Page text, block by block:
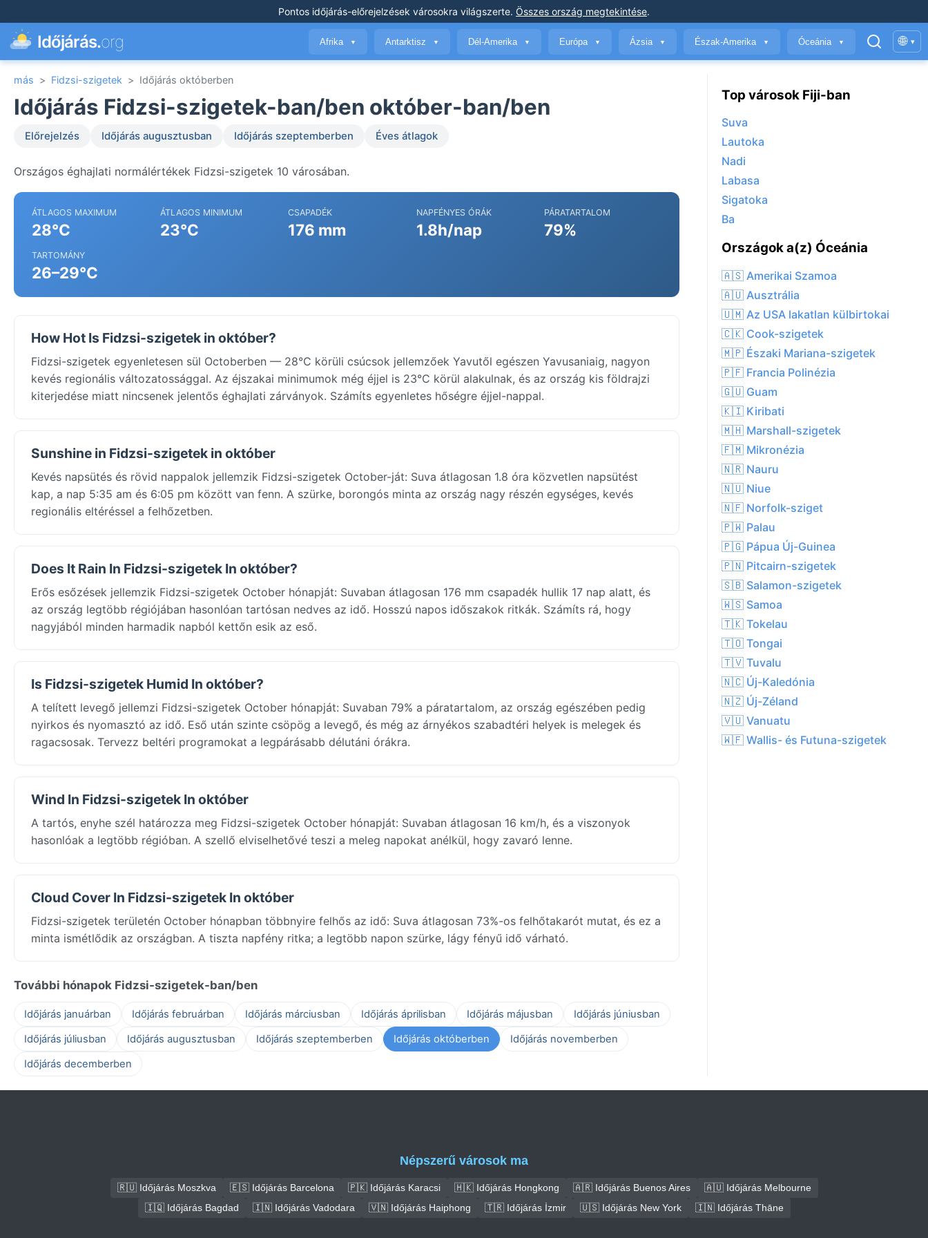
Pontos időjárás-előrejelzések városokra világszerte. Összes ország megtekintése.
Időjárás.org Afrika ▼ Antarktisz ▼ Dél-Amerika ▼ Európa ▼ Ázsia ▼ Észak-Amerika ▼ Óceánia ▼ 🌐 ▾
más > Fidzsi-szigetek > Időjárás októberben
Időjárás Fidzsi-szigetek-ban/ben október-ban/ben
Előrejelzés Időjárás augusztusban Időjárás szeptemberben Éves átlagok
Országos éghajlati normálértékek Fidzsi-szigetek 10 városában.
ÁTLAGOS MAXIMUM
28°C
ÁTLAGOS MINIMUM
23°C
CSAPADÉK
176 mm
NAPFÉNYES ÓRÁK
1.8h/nap
PÁRATARTALOM
79%
TARTOMÁNY
26–29°C
How Hot Is Fidzsi-szigetek in október?
Fidzsi-szigetek egyenletesen sül Octoberben — 28°C körüli csúcsok jellemzőek Yavutől egészen Yavusaniaig, nagyon
kevés regionális változatossággal. Az éjszakai minimumok még éjjel is 23°C körül alakulnak, és az ország kis földrajzi
kiterjedése miatt nincsenek jelentős éghajlati zárványok. Számíts egyenletes hőségre éjjel-nappal.
Sunshine in Fidzsi-szigetek in október
Kevés napsütés és rövid nappalok jellemzik Fidzsi-szigetek October-ját: Suva átlagosan 1.8 óra közvetlen napsütést
kap, a nap 5:35 am és 6:05 pm között van fenn. A szürke, borongós minta az ország nagy részén egységes, kevés
regionális eltéréssel a felhőzetben.
Does It Rain In Fidzsi-szigetek In október?
Erős esőzések jellemzik Fidzsi-szigetek October hónapját: Suvaban átlagosan 176 mm csapadék hullik 17 nap alatt, és
az ország legtöbb régiójában hasonlóan tartósan nedves az idő. Hosszú napos időszakok ritkák. Számíts rá, hogy
nagyjából minden harmadik napból kettőn esik az eső.
Is Fidzsi-szigetek Humid In október?
A telített levegő jellemzi Fidzsi-szigetek October hónapját: Suvaban 79% a páratartalom, az ország egészében pedig
nyirkos és nyomasztó az idő. Eső után szinte csöpög a levegő, és még az árnyékos szabadtéri helyek is melegek és
ragacsosak. Tervezz beltéri programokat a legpárásabb délutáni órákra.
Wind In Fidzsi-szigetek In október
A tartós, enyhe szél határozza meg Fidzsi-szigetek October hónapját: Suvaban átlagosan 16 km/h, és a viszonyok
hasonlóak a legtöbb régióban. A szellő elviselhetővé teszi a meleg napokat anélkül, hogy zavaró lenne.
Cloud Cover In Fidzsi-szigetek In október
Fidzsi-szigetek területén October hónapban többnyire felhős az idő: Suva átlagosan 73%-os felhőtakarót mutat, és ez a
minta ismétlődik az országban. A tiszta napfény ritka; a legtöbb napon szürke, lágy fényű idő várható.
További hónapok Fidzsi-szigetek-ban/ben
Időjárás januárban Időjárás februárban Időjárás márciusban Időjárás áprilisban Időjárás májusban
Időjárás júniusban
Időjárás júliusban
Időjárás augusztusban Időjárás szeptemberben Időjárás októberben
Időjárás novemberben
Időjárás decemberben
Top városok Fiji-ban
Suva
Lautoka
Nadi
Labasa
Sigatoka
Ba
Országok a(z) Óceánia
🇦🇸 Amerikai Szamoa
🇦🇺 Ausztrália
🇺🇲 Az USA lakatlan külbirtokai
🇨🇰 Cook-szigetek
🇲🇵 Északi Mariana-szigetek
🇵🇫 Francia Polinézia
🇬🇺 Guam
🇰🇮 Kiribati
🇲🇭 Marshall-szigetek
🇫🇲 Mikronézia
🇳🇷 Nauru
🇳🇺 Niue
🇳🇫 Norfolk-sziget
🇵🇼 Palau
🇵🇬 Pápua Új-Guinea
🇵🇳 Pitcairn-szigetek
🇸🇧 Salamon-szigetek
🇼🇸 Samoa
🇹🇰 Tokelau
🇹🇴 Tongai
🇹🇻 Tuvalu
🇳🇨 Új-Kaledónia
🇳🇿 Új-Zéland
🇻🇺 Vanuatu
🇼🇫 Wallis- és Futuna-szigetek
Népszerű városok ma
🇷🇺 Időjárás Moszkva 🇪🇸 Időjárás Barcelona 🇵🇰 Időjárás Karacsi 🇭🇰 Időjárás Hongkong 🇦🇷 Időjárás Buenos Aires
🇦🇺 Időjárás Melbourne
🇮🇶 Időjárás Bagdad
🇮🇳 Időjárás Vadodara 🇻🇳 Időjárás Haiphong 🇹🇷 Időjárás İzmir 🇺🇸 Időjárás New York 🇮🇳 Időjárás Thāne